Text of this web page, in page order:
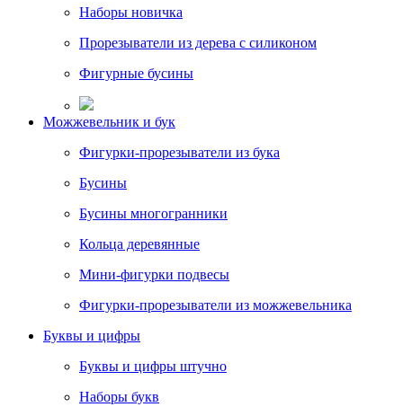
Наборы новичка
Прорезыватели из дерева с силиконом
Фигурные бусины
Можжевельник и бук
Фигурки-прорезыватели из бука
Бусины
Бусины многогранники
Кольца деревянные
Мини-фигурки подвесы
Фигурки-прорезыватели из можжевельника
Буквы и цифры
Буквы и цифры штучно
Наборы букв